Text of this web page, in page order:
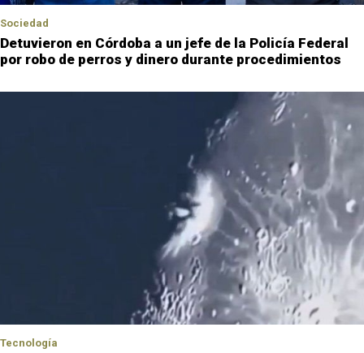
Sociedad
Detuvieron en Córdoba a un jefe de la Policía Federal
por robo de perros y dinero durante procedimientos
Tecnología